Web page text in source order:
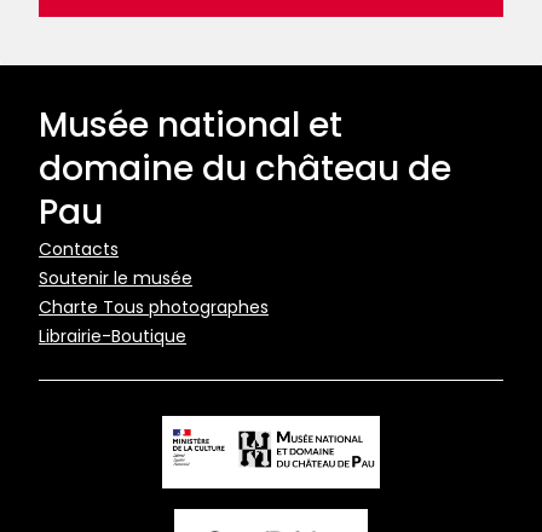
Musée national et
domaine du château de
Pau
Pied
de
page
Contacts
Soutenir le musée
Charte Tous photographes
Librairie-Boutique